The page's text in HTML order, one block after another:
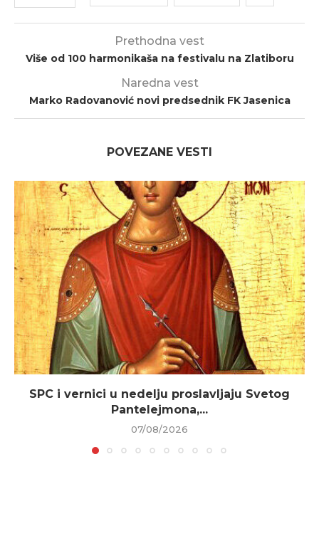
Prethodna vest
Više od 100 harmonikaša na festivalu na Zlatiboru
Naredna vest
Marko Radovanović novi predsednik FK Jasenica
POVEZANE VESTI
SPC i vernici u nedelju proslavljaju Svetog
Pantelejmona,...
07/08/2026